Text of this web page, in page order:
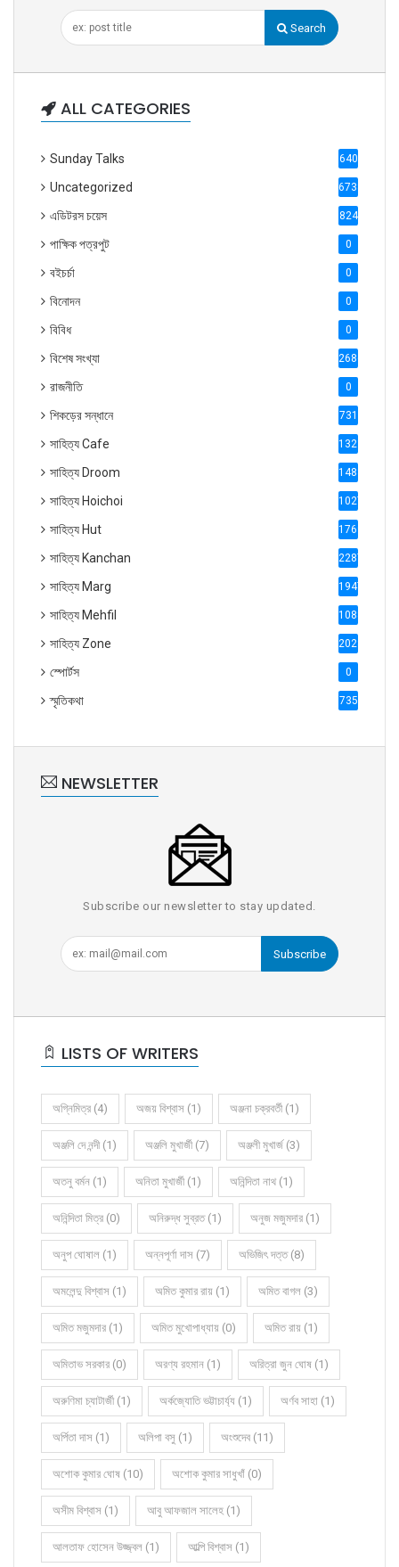
Search
ALL CATEGORIES
Sunday Talks 640
Uncategorized 6738
এডিটরস চয়েস 824
পাক্ষিক পত্রপুট 0
বইচর্চা 0
বিনোদন 0
বিবিধ 0
বিশেষ সংখ্যা 2686
রাজনীতি 0
শিকড়ের সন্ধানে 731
সাহিত্য Cafe 1321
সাহিত্য Droom 1488
সাহিত্য Hoichoi 1027
সাহিত্য Hut 1769
সাহিত্য Kanchan 2287
সাহিত্য Marg 1947
সাহিত্য Mehfil 1088
সাহিত্য Zone 2028
স্পোর্টস 0
স্মৃতিকথা 735
NEWSLETTER
Subscribe our newsletter to stay updated.
Subscribe
LISTS OF WRITERS
অগ্নিমিত্র (4) অজয় বিশ্বাস (1) অঞ্জনা চক্রবর্তী (1)
অঞ্জলি দে নন্দী (1) অঞ্জলি মুখার্জী (7) অঞ্জলী মুখার্জ (3)
অতনু বর্মন (1) অনিতা মুখার্জী (1) অনিন্দিতা নাথ (1)
অনিন্দিতা মিত্র (0) অনিরুদ্ধ সুব্রত (1) অনুজ মজুমদার (1)
অনুপ ঘোষাল (1) অন্নপূর্ণা দাস (7) অভিজিৎ দত্ত (8)
অমলেন্দু বিশ্বাস (1) অমিত কুমার রায় (1) অমিত বাগল (3)
অমিত মজুমদার (1) অমিত মুখোপাধ্যায় (0) অমিত রায় (1)
অমিতাভ সরকার (0) অরণ্য রহমান (1) অরিত্রা জুন ঘোষ (1)
অরুণিমা চ্যাটার্জী (1) অর্কজ্যোতি ভট্টাচার্য্য (1) অর্ণব সাহা (1)
অর্পিতা দাস (1) অলিপা বসু (1) অংশুদেব (11)
অশোক কুমার ঘোষ (10) অশোক কুমার সাধুখাঁ (0)
অসীম বিশ্বাস (1) আবু আফজাল সালেহ (1)
আলতাফ হোসেন উজ্জ্বল (1) আল্পি বিশ্বাস (1)